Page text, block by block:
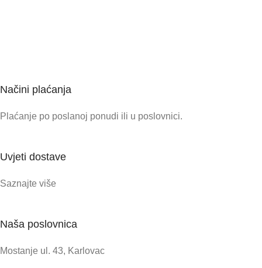
Načini plaćanja
Plaćanje po poslanoj ponudi ili u poslovnici.
Uvjeti dostave
Saznajte više
Naša poslovnica
Mostanje ul. 43, Karlovac